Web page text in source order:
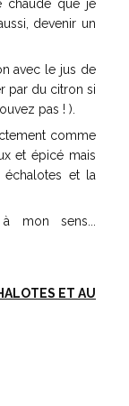
chaude que je
devenir un
avec le jus de
par du citron si
pas ! ).
comme
et épicé mais
et la
mon sens...
ET AU